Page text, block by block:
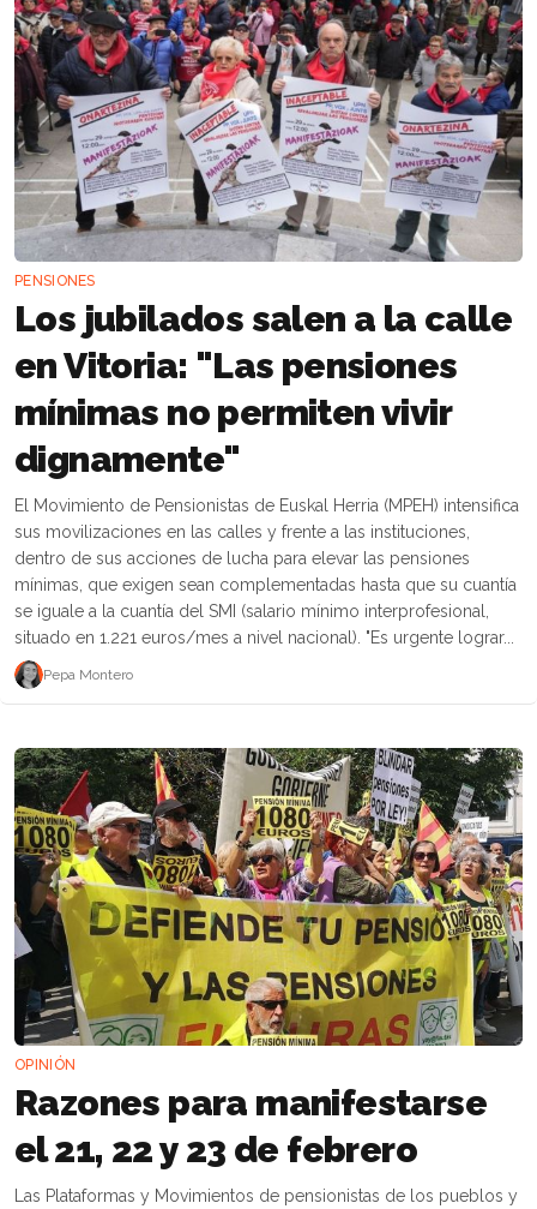
PENSIONES
Los jubilados salen a la calle
en Vitoria: "Las pensiones
mínimas no permiten vivir
dignamente"
El Movimiento de Pensionistas de Euskal Herria (MPEH) intensifica
sus movilizaciones en las calles y frente a las instituciones,
dentro de sus acciones de lucha para elevar las pensiones
mínimas, que exigen sean complementadas hasta que su cuantía
se iguale a la cuantía del SMI (salario mínimo interprofesional,
situado en 1.221 euros/mes a nivel nacional). "Es urgente lograr...
Pepa Montero
OPINIÓN
Razones para manifestarse
el 21, 22 y 23 de febrero
Las Plataformas y Movimientos de pensionistas de los pueblos y